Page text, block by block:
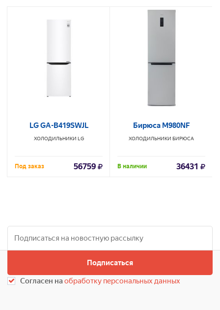
LG GA-B419SWJL
ХОЛОДИЛЬНИКИ LG
Под заказ 56759
Бирюса M980NF
ХОЛОДИЛЬНИКИ БИРЮСА
В наличии 36431
Подписаться
Согласен наобработку персональных данных